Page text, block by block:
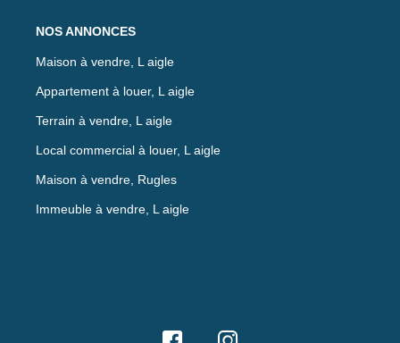
NOS ANNONCES
Maison à vendre, L aigle
Appartement à louer, L aigle
Terrain à vendre, L aigle
Local commercial à louer, L aigle
Maison à vendre, Rugles
Immeuble à vendre, L aigle